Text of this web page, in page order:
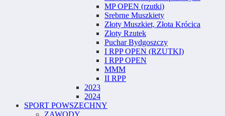
MP OPEN (rzutki)
Srebrne Muszkiety
Złoty Muszkiet, Złota Krócica
Złoty Rzutek
Puchar Bydgoszczy
I RPP OPEN (RZUTKI)
I RPP OPEN
MMM
II RPP
2023
2024
SPORT POWSZECHNY
ZAWODY